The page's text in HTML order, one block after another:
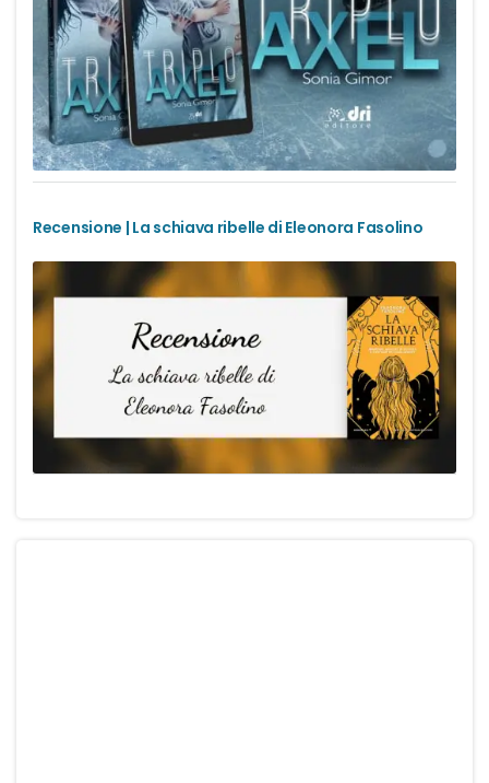
Recensione | La schiava ribelle di Eleonora Fasolino